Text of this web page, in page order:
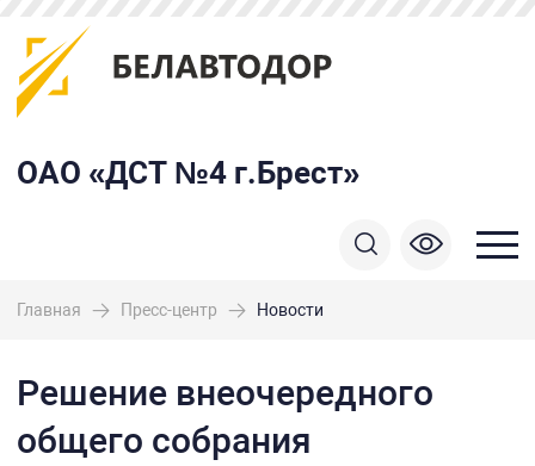
ОАО «ДСТ №4 г.Брест»
Главная Пресс-центр Новости
Решение внеочередного
общего собрания